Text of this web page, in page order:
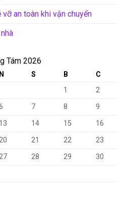
an toàn khi vận chuyển
Tám 2026
N S B
C
1
2
7 8
9
13 14 15
16
21 22
23
28 29
30